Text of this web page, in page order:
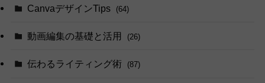
CanvaデザインTips (64)
動画編集の基礎と活用 (26)
伝わるライティング術 (87)